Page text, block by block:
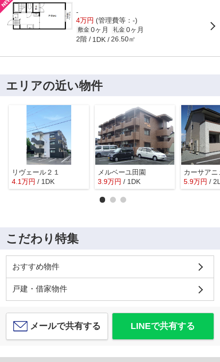
-
4万円 (管理費等：-)
敷金 0ヶ月 礼金 0ヶ月
2階 1DK 26.50㎡
エリアの近い物件
リヴェール２１
4.1万円 / 1DK
メルベーユ田園
3.9万円 / 1DK
カーサアニ
5.9万円 /
こだわり特集
おすすめ物件
戸建・借家物件
メールで共有する LINEで共有する